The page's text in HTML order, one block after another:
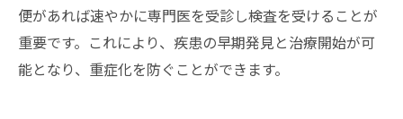
便があれば速やかに専門医を受診し検査を受けることが
重要です。これにより、疾患の早期発見と治療開始が可
能となり、重症化を防ぐことができます。